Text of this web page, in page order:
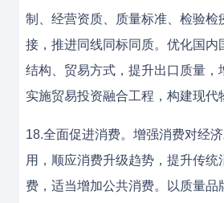
制、经营资质、质量标准、检验检
接，推进同线同标同质。优化国内
结构、贸易方式，提升出口质量，
实施贸易投资融合工程，构建现代
18.全面促进消费。增强消费对经
用，顺应消费升级趋势，提升传统
费，适当增加公共消费。以质量品